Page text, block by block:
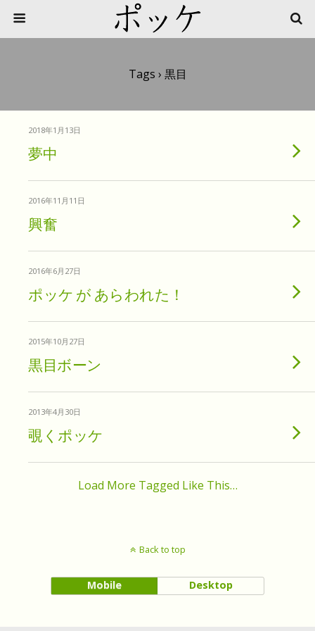
Tags › 黒目
2018年1月13日
夢中
2016年11月11日
興奮
2016年6月27日
ポッケ が あらわれた！
2015年10月27日
黒目ボーン
2013年4月30日
覗くポッケ
Load More Tagged Like This…
Back to top
Mobile Desktop